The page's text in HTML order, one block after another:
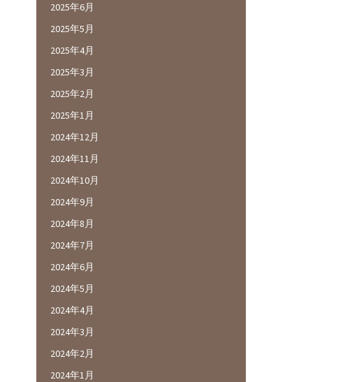
2025年6月
2025年5月
2025年4月
2025年3月
2025年2月
2025年1月
2024年12月
2024年11月
2024年10月
2024年9月
2024年8月
2024年7月
2024年6月
2024年5月
2024年4月
2024年3月
2024年2月
2024年1月